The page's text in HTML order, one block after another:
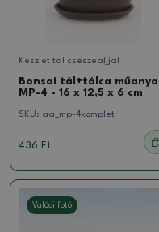
Készlet tál csészealjjal
Bonsai tál+tálca
MP-4 - 16 x 12,5 x 6 cm
SKU: aa_mp-4komplet
436 Ft
Valódi fotó